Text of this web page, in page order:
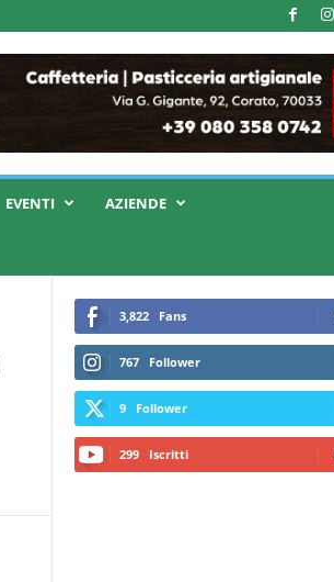
EVENTI AZIENDE
3,822 Fans
767 Follower
9 Follower
299 Iscritti